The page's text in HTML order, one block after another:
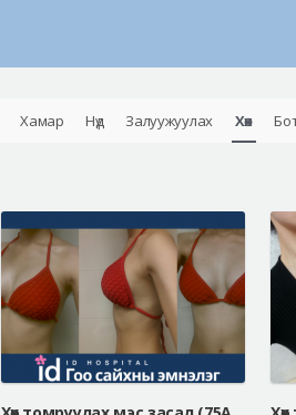
Хамар Нүд Залуужуулах Хөх